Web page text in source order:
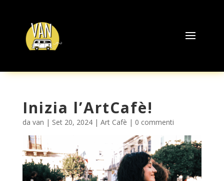
Inizia l’ArtCafè!
da van | Set 20, 2024| Art Cafè | 0 commenti